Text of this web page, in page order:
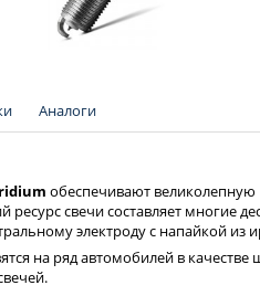
Аналоги
обеспечивают
ресурс свечи составляет многие
электроду с напайкой из
на ряд автомобилей в